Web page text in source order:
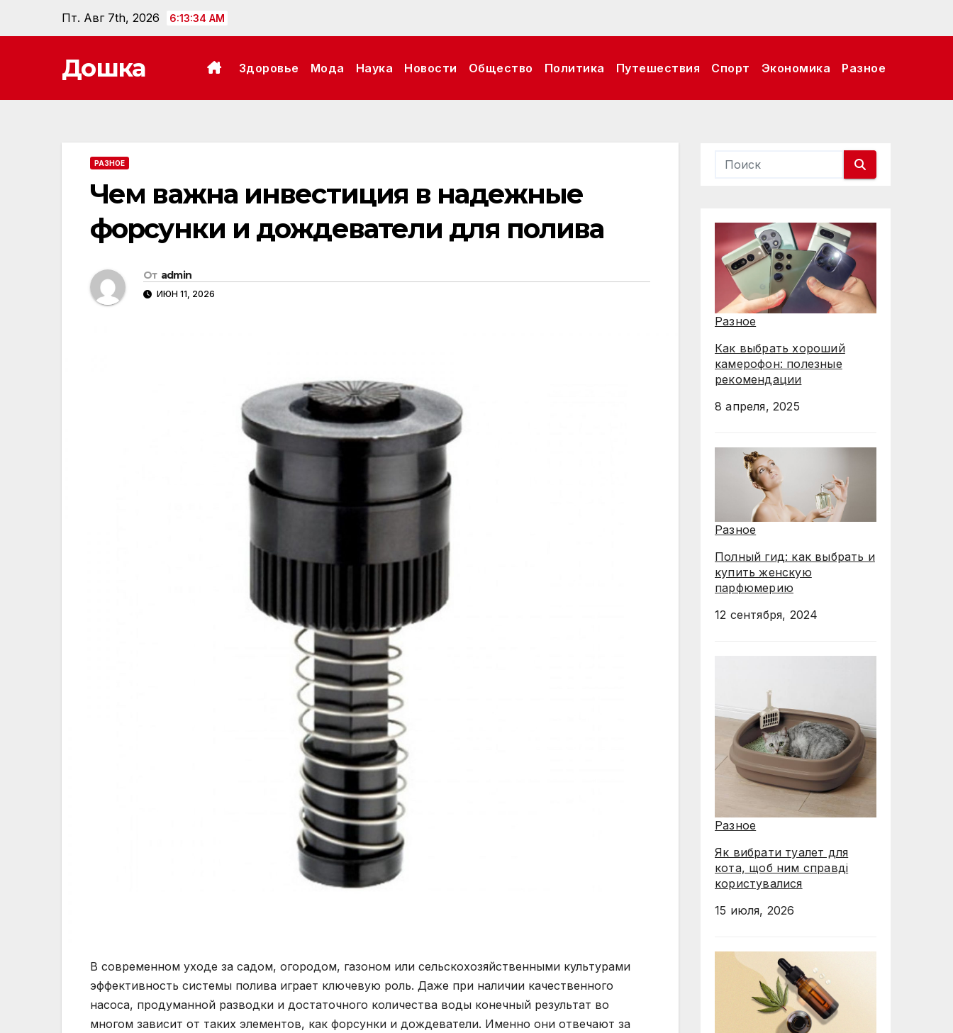
Пт. Авг 7th, 2026 6:13:35 AM
Дошка Здоровье Мода Наука Новости Общество Политика Путешествия Спорт Экономика Разное
РАЗНОЕ
Чем важна инвестиция в надежные
форсунки и дождеватели для полива
От admin
ИЮН 11, 2026
В современном уходе за садом, огородом, газоном или сельскохозяйственными культурами
эффективность системы полива играет ключевую роль. Даже при наличии качественного
насоса, продуманной разводки и достаточного количества воды конечный результат во
многом зависит от таких элементов, как форсунки и дождеватели. Именно они отвечают за
Разное
Как выбрать хороший
камерофон: полезные
рекомендации
8 апреля, 2025
Разное
Полный гид: как выбрать и
купить женскую
парфюмерию
12 сентября, 2024
Разное
Як вибрати туалет для
кота, щоб ним справді
користувалися
15 июля, 2026